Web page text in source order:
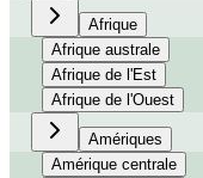
Afrique
Afrique australe
Afrique de l'Est
Afrique de l'Ouest
Amériques
Amérique centrale